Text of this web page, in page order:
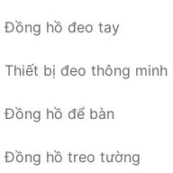
Đồng hồ đeo tay
Thiết bị đeo thông minh
Đồng hồ để bàn
Đồng hồ treo tường